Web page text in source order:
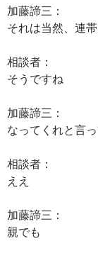
加藤諦三：
それは当然、連
相談者：
そうですね
加藤諦三：
なってくれと言っ
相談者：
ええ
加藤諦三：
親でも